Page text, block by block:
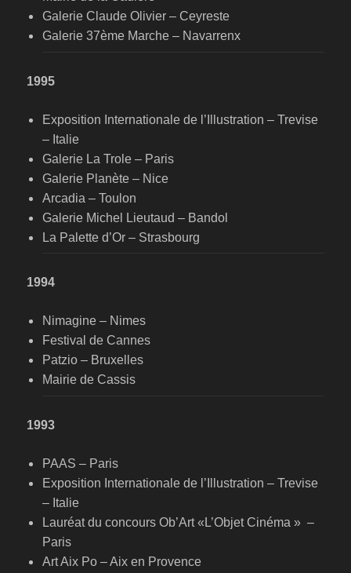
Galerie Claude Olivier – Ceyreste
Galerie 37ème Marche – Navarrenx
1995
Exposition Internationale de l’Illustration – Trevise
– Italie
Galerie La Trole – Paris
Galerie Planète – Nice
Arcadia – Toulon
Galerie Michel Lieutaud – Bandol
La Palette d’Or – Strasbourg
1994
Nimagine – Nimes
Festival de Cannes
Patzio – Bruxelles
Mairie de Cassis
1993
PAAS – Paris
Exposition Internationale de l’Illustration – Trevise
– Italie
Lauréat du concours Ob’Art «L’Objet Cinéma » –
Paris
Art Aix Po – Aix en Provence